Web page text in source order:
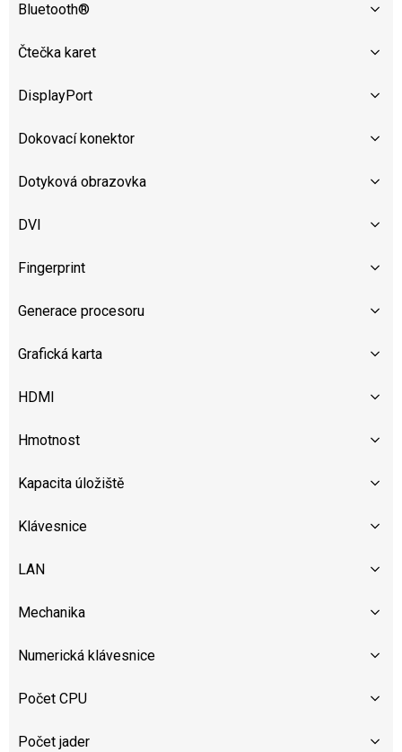
Bluetooth®
Čtečka karet
DisplayPort
Dokovací konektor
Dotyková obrazovka
DVI
Fingerprint
Generace procesoru
Grafická karta
HDMI
Hmotnost
Kapacita úložiště
Klávesnice
LAN
Mechanika
Numerická klávesnice
Počet CPU
Počet jader